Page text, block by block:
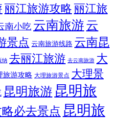
丽江旅游攻略 丽江旅
南小吃 云南旅游 云
景点 云南旅游线路 云南昆
纳 去丽江旅游 去云南旅游 大
旅游攻略 大理旅游景点 大理景
昆明旅游 昆明旅
必去景点 昆明旅